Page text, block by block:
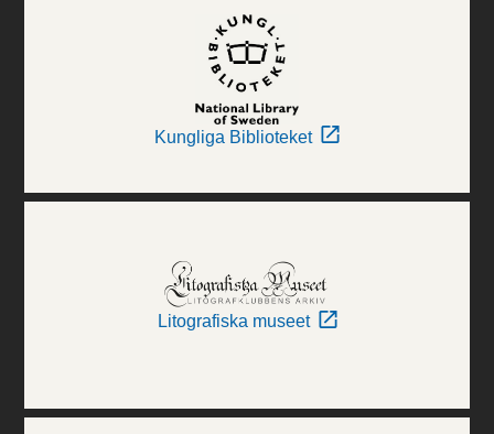
Kungliga Biblioteket
Litografiska museet